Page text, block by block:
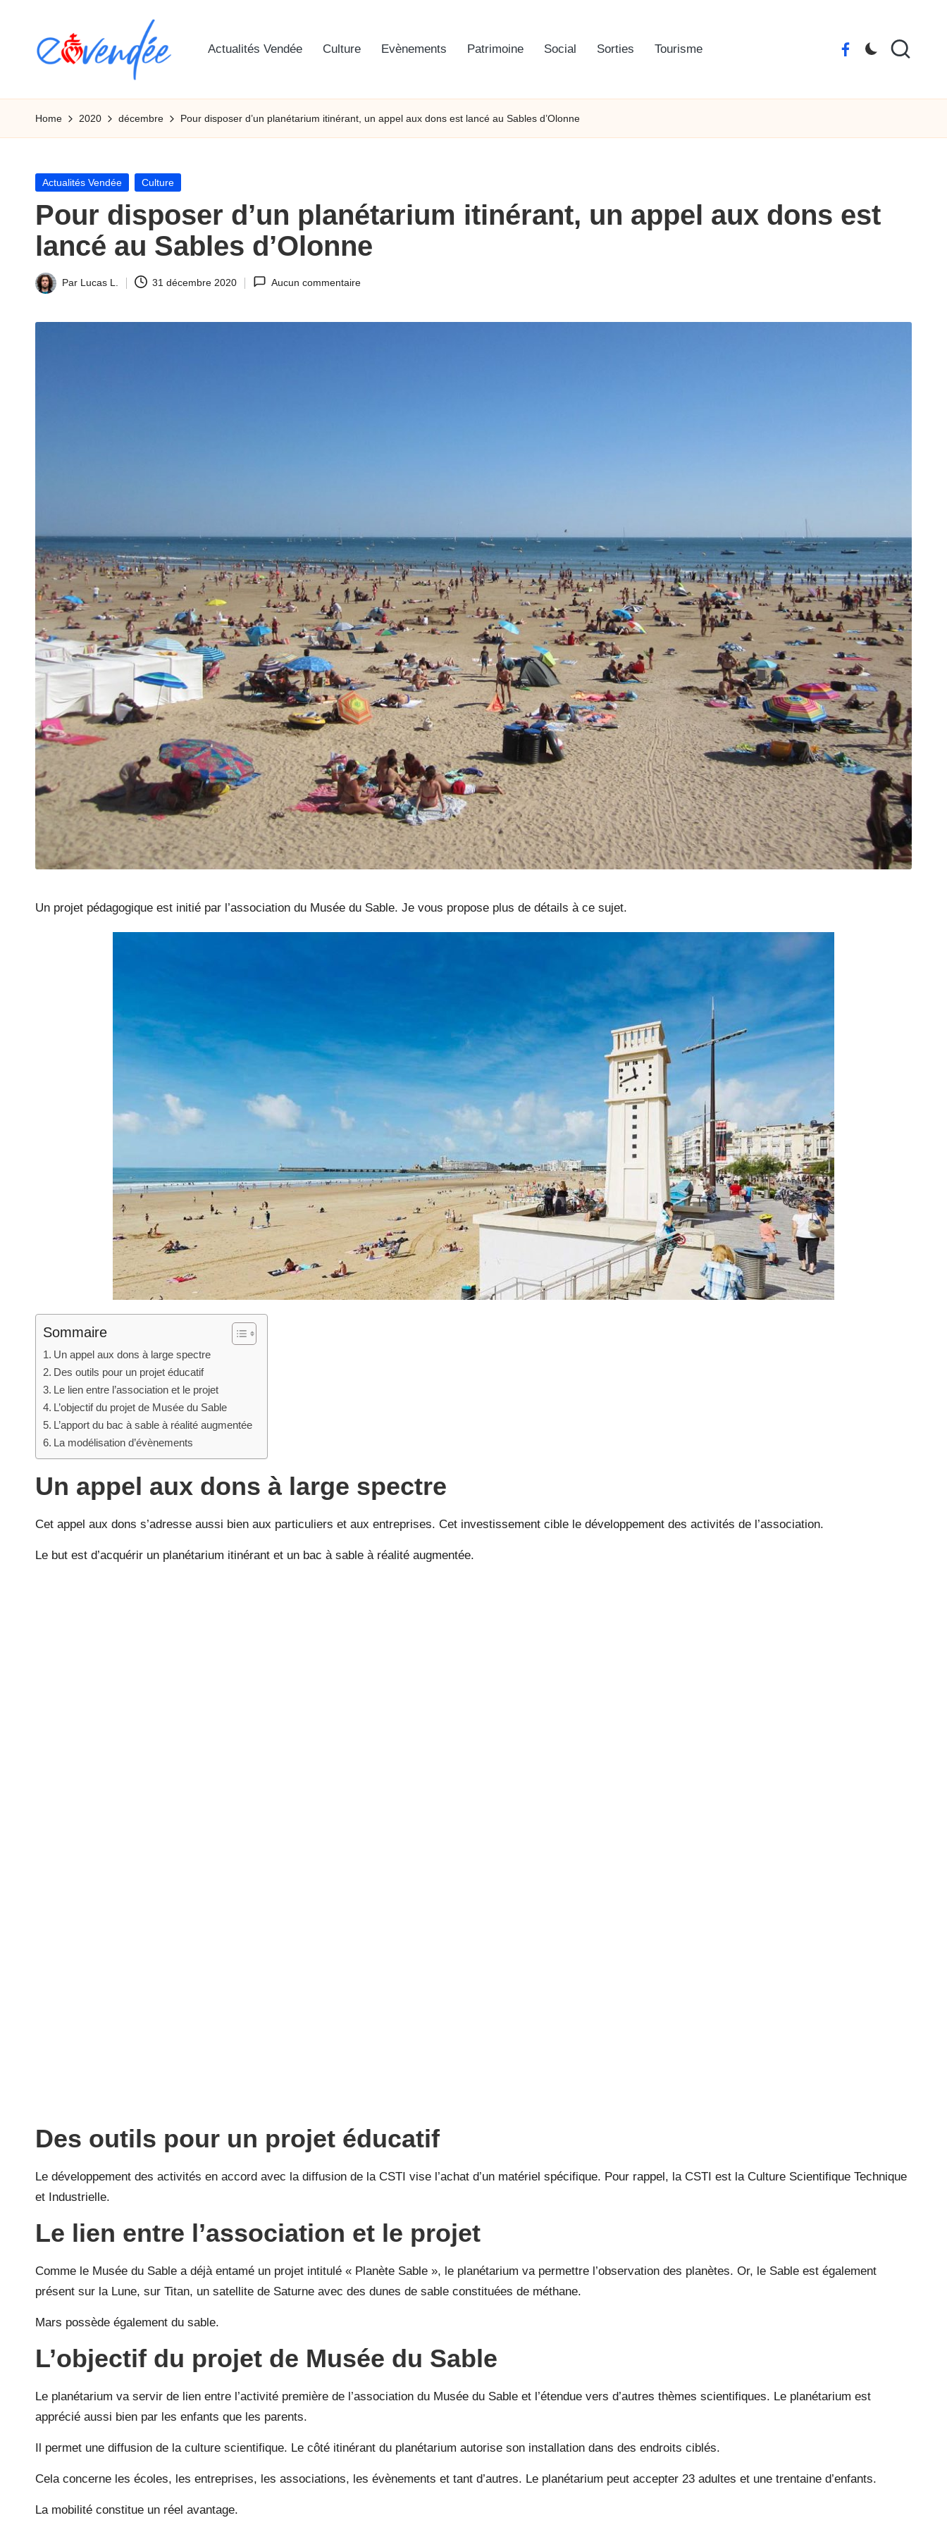
E
-
e
n
d
e
e
de
la
sorties,
tourismes,
activités
et
informations
Actualités Vendée Culture Evènements Patrimoine Social Sorties Tourisme
Facebook
Home 2020 décembre Pour disposer d’un planétarium itinérant, un appel aux dons est lancé au Sables d’Olonne
Posted
Actualités Vendée Culture
Pour disposer d’un planétarium itinérant, un appel aux dons est
lancé au Sables d’Olonne
Ecrit
Par Lucas L. 31 décembre 2020 Aucun commentaire
Un projet pédagogique est initié par l’association du Musée du Sable. Je vous propose plus de détails à ce sujet.
Sommaire
Un appel aux dons à large spectre
Des outils pour un projet éducatif
Le lien entre l’association et le projet
L’objectif du projet de Musée du Sable
L’apport du bac à sable à réalité augmentée
La modélisation d’évènements
Un appel aux dons à large spectre
Cet appel aux dons s’adresse aussi bien aux particuliers et aux entreprises. Cet investissement cible le développement des activités de l’association.
Le but est d’acquérir un planétarium itinérant et un bac à sable à réalité augmentée.
Des outils pour un projet éducatif
Le développement des activités en accord avec la diffusion de la CSTI vise l’achat d’un matériel spécifique. Pour rappel, la CSTI est la Culture Scientifique Technique
et Industrielle.
Le lien entre l’association et le projet
Comme le Musée du Sable a déjà entamé un projet intitulé « Planète Sable », le planétarium va permettre l’observation des planètes. Or, le Sable est également
présent sur la Lune, sur Titan, un satellite de Saturne avec des dunes de sable constituées de méthane.
Mars possède également du sable.
L’objectif du projet de Musée du Sable
Le planétarium va servir de lien entre l’activité première de l’association du Musée du Sable et l’étendue vers d’autres thèmes scientifiques. Le planétarium est
apprécié aussi bien par les enfants que les parents.
Il permet une diffusion de la culture scientifique. Le côté itinérant du planétarium autorise son installation dans des endroits ciblés.
Cela concerne les écoles, les entreprises, les associations, les évènements et tant d’autres. Le planétarium peut accepter 23 adultes et une trentaine d’enfants.
La mobilité constitue un réel avantage.